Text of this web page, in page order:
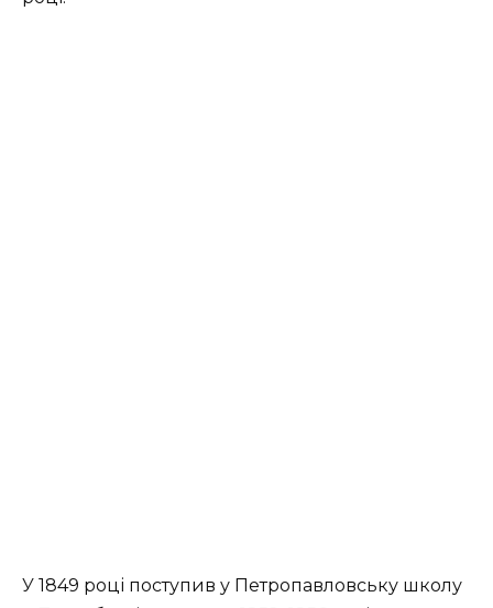
У 1849 році поступив у Петропавловську школу